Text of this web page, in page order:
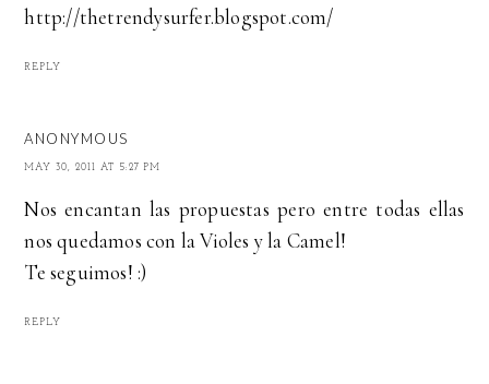
http://thetrendysurfer.blogspot.com/
REPLY
ANONYMOUS
MAY 30, 2011 AT 5:27 PM
Nos encantan las propuestas pero entre todas ellas
nos quedamos con la Violes y la Camel!
Te seguimos! :)
REPLY